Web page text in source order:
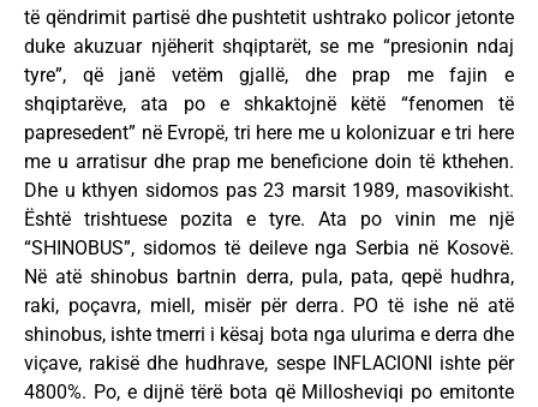
të qëndrimit partisë dhe pushtetit ushtrako policor jetonte
duke akuzuar njëherit shqiptarët, se me “presionin ndaj
tyre”, që janë vetëm gjallë, dhe prap me fajin e
shqiptarëve, ata po e shkaktojnë këtë “fenomen të
papresedent” në Evropë, tri here me u kolonizuar e tri here
me u arratisur dhe prap me beneficione doin të kthehen.
Dhe u kthyen sidomos pas 23 marsit 1989, masovikisht.
Është trishtuese pozita e tyre. Ata po vinin me një
“SHINOBUS”, sidomos të deileve nga Serbia në Kosovë.
Në atë shinobus bartnin derra, pula, pata, qepë hudhra,
raki, poçavra, miell, misër për derra. PO të ishe në atë
shinobus, ishte tmerri i kësaj bota nga ulurima e derra dhe
viçave, rakisë dhe hudhrave, sespe INFLACIONI ishte për
4800%. Po, e dijnë tërë bota që Millosheviqi po emitonte